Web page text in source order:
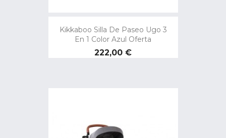
Kikkaboo Silla De Paseo Ugo 3
En 1 Color Azul Oferta
Precio
222,00 €